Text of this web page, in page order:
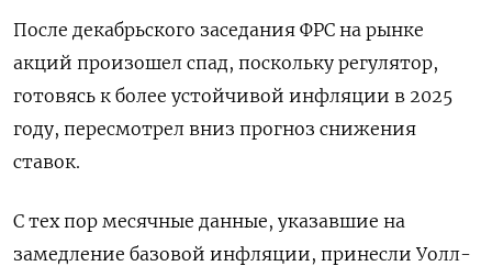
После декабрьского заседания ФРС на рынке
акций произошел спад, поскольку регулятор,
готовясь к более устойчивой инфляции в 2025
году, пересмотрел вниз прогноз снижения
ставок.
С тех пор месячные данные, указавшие на
замедление базовой инфляции, принесли Уолл-